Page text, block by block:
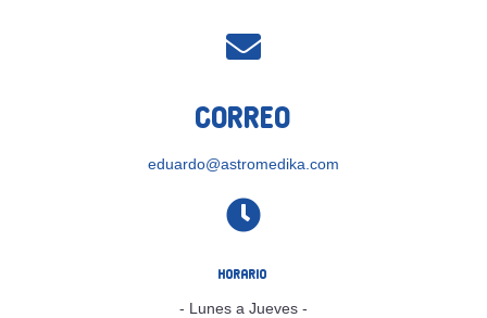

Correo
eduardo@astromedika.com

Horario
- Lunes a Jueves -